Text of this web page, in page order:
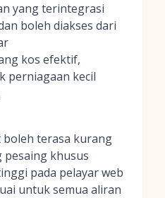
yang terintegrasi
boleh diakses dari
kos efektif,
perniagaan kecil
boleh terasa kurang
pesaing khusus
pada pelayar web
untuk semua aliran